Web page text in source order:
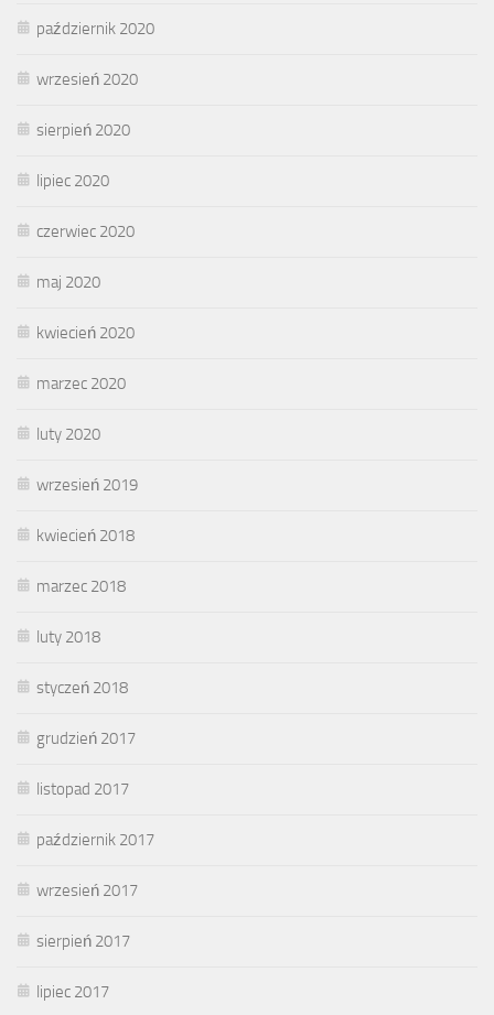
październik 2020
wrzesień 2020
sierpień 2020
lipiec 2020
czerwiec 2020
maj 2020
kwiecień 2020
marzec 2020
luty 2020
wrzesień 2019
kwiecień 2018
marzec 2018
luty 2018
styczeń 2018
grudzień 2017
listopad 2017
październik 2017
wrzesień 2017
sierpień 2017
lipiec 2017